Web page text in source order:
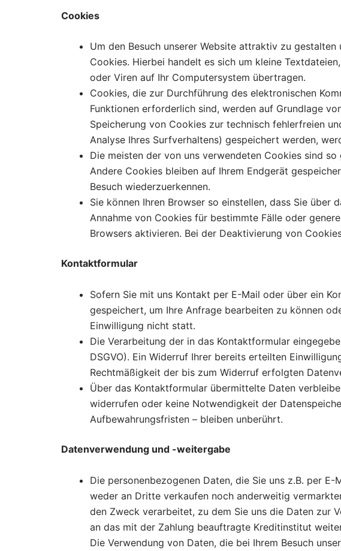
Cookies
Um den Besuch unserer Website attraktiv zu
Cookies. Hierbei handelt es sich um kleine
oder Viren auf Ihr Computersystem übertragen.
Cookies, die zur Durchführung des elektronischen
Funktionen erforderlich sind, werden auf Grundlage
Speicherung von Cookies zur technisch fehlerfreien
Analyse Ihres Surfverhaltens) gespeichert werden,
Die meisten der von uns verwendeten Cookies sind so
Andere Cookies bleiben auf Ihrem Endgerät
Besuch wiederzuerkennen.
Sie können Ihren Browser so einstellen, dass Sie
Annahme von Cookies für bestimmte Fälle oder
Browsers aktivieren. Bei der Deaktivierung von
Kontaktformular
Sofern Sie mit uns Kontakt per E-Mail oder über ein
gespeichert, um Ihre Anfrage bearbeiten zu können
Einwilligung nicht statt.
Die Verarbeitung der in das Kontaktformular
DSGVO). Ein Widerruf Ihrer bereits erteilten
Rechtmäßigkeit der bis zum Widerruf erfolgten
Über das Kontaktformular übermittelte Daten
widerrufen oder keine Notwendigkeit der
Aufbewahrungsfristen – bleiben unberührt.
Datenverwendung und -weitergabe
Die personenbezogenen Daten, die Sie uns z.B. per
weder an Dritte verkaufen noch anderweitig
den Zweck verarbeitet, zu dem Sie uns die Daten zur
an das mit der Zahlung beauftragte Kreditinstitut
Die Verwendung von Daten, die bei Ihrem Besuch